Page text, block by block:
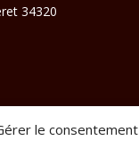
le consentement
34320